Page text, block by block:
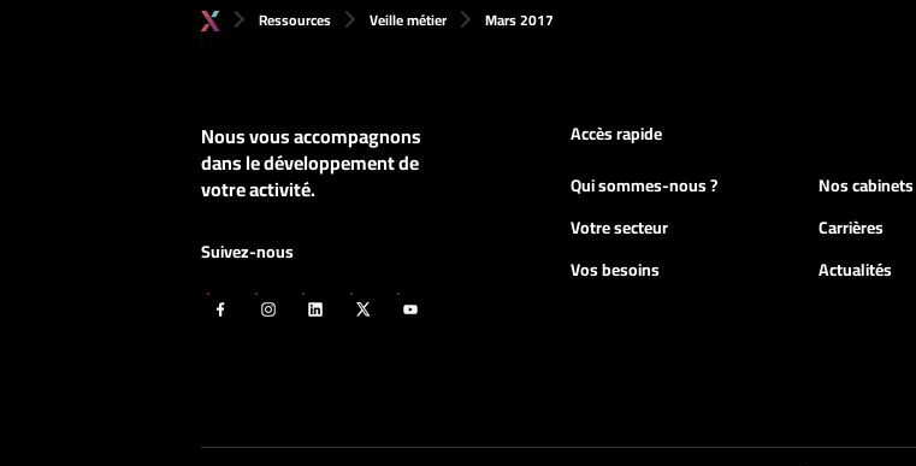
Ressources Veille métier Mars 2017
Nous vous accompagnons
dans le développement de
votre activité.
Suivez-nous
Accès rapide
Qui sommes-nous ?
Nos cabinets
Votre secteur
Carrières
Vos besoins
Actualités